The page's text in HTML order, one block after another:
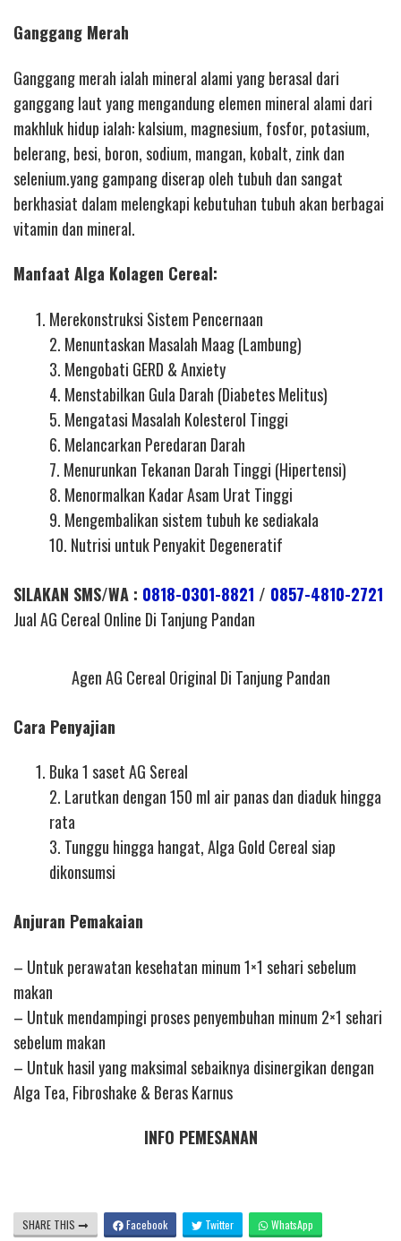
Ganggang Merah
Ganggang merah ialah mineral alami yang berasal dari
ganggang laut yang mengandung elemen mineral alami dari
makhluk hidup ialah: kalsium, magnesium, fosfor, potasium,
belerang, besi, boron, sodium, mangan, kobalt, zink dan
selenium.yang gampang diserap oleh tubuh dan sangat
berkhasiat dalam melengkapi kebutuhan tubuh akan berbagai
vitamin dan mineral.
Manfaat Alga Kolagen Cereal:
Merekonstruksi Sistem Pencernaan
2. Menuntaskan Masalah Maag (Lambung)
3. Mengobati GERD & Anxiety
4. Menstabilkan Gula Darah (Diabetes Melitus)
5. Mengatasi Masalah Kolesterol Tinggi
6. Melancarkan Peredaran Darah
7. Menurunkan Tekanan Darah Tinggi (Hipertensi)
8. Menormalkan Kadar Asam Urat Tinggi
9. Mengembalikan sistem tubuh ke sediakala
10. Nutrisi untuk Penyakit Degeneratif
SILAKAN SMS/WA : 0818-0301-8821 / 0857-4810-2721
Jual AG Cereal Online Di Tanjung Pandan
Agen AG Cereal Original Di Tanjung Pandan
Cara Penyajian
Buka 1 saset AG Sereal
2. Larutkan dengan 150 ml air panas dan diaduk hingga
rata
3. Tunggu hingga hangat, Alga Gold Cereal siap
dikonsumsi
Anjuran Pemakaian
– Untuk perawatan kesehatan minum 1×1 sehari sebelum
makan
– Untuk mendampingi proses penyembuhan minum 2×1 sehari
sebelum makan
– Untuk hasil yang maksimal sebaiknya disinergikan dengan
Alga Tea, Fibroshake & Beras Karnus
INFO PEMESANAN
SHARE THIS Facebook Twitter WhatsApp